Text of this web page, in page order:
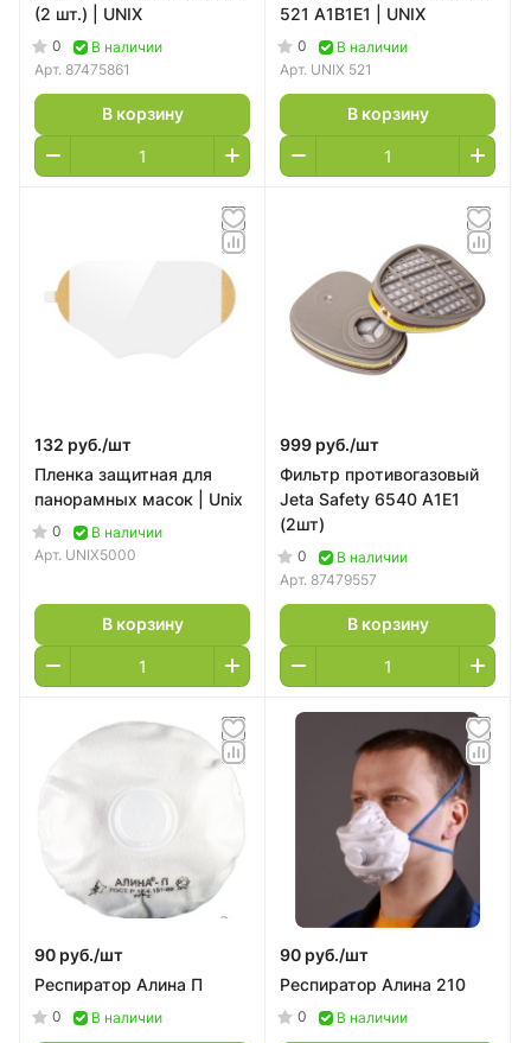
(2 шт.) | UNIX
0
В наличии
Арт. 87475861
В корзину
521 A1B1E1 | UNIX
0
В наличии
Арт. UNIX 521
В корзину
132 руб./шт
Пленка защитная для
панорамных масок | Unix
0
В наличии
Арт. UNIX5000
В корзину
999 руб./шт
Фильтр противогазовый
Jeta Safety 6540 А1E1
(2шт)
0
В наличии
Арт. 87479557
В корзину
90 руб./шт
Респиратор Алина П
0 В наличии
90 руб./шт
Респиратор Алина 210
0 В наличии